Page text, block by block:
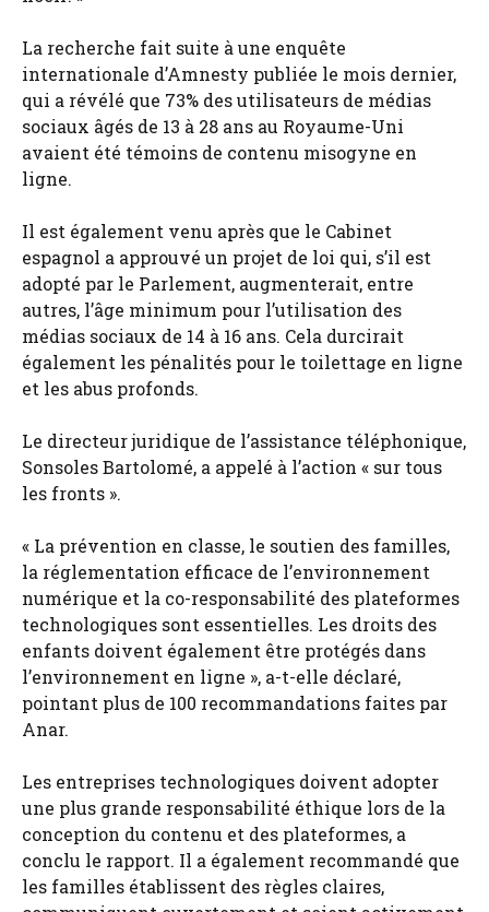
La recherche fait suite à une enquête
internationale d’Amnesty publiée le mois dernier,
qui a révélé que 73% des utilisateurs de médias
sociaux âgés de 13 à 28 ans au Royaume-Uni
avaient été témoins de contenu misogyne en
ligne.
Il est également venu après que le Cabinet
espagnol a approuvé un projet de loi qui, s’il est
adopté par le Parlement, augmenterait, entre
autres, l’âge minimum pour l’utilisation des
médias sociaux de 14 à 16 ans. Cela durcirait
également les pénalités pour le toilettage en ligne
et les abus profonds.
Le directeur juridique de l’assistance téléphonique,
Sonsoles Bartolomé, a appelé à l’action « sur tous
les fronts ».
« La prévention en classe, le soutien des familles,
la réglementation efficace de l’environnement
numérique et la co-responsabilité des plateformes
technologiques sont essentielles. Les droits des
enfants doivent également être protégés dans
l’environnement en ligne », a-t-elle déclaré,
pointant plus de 100 recommandations faites par
Anar.
Les entreprises technologiques doivent adopter
une plus grande responsabilité éthique lors de la
conception du contenu et des plateformes, a
conclu le rapport. Il a également recommandé que
les familles établissent des règles claires,